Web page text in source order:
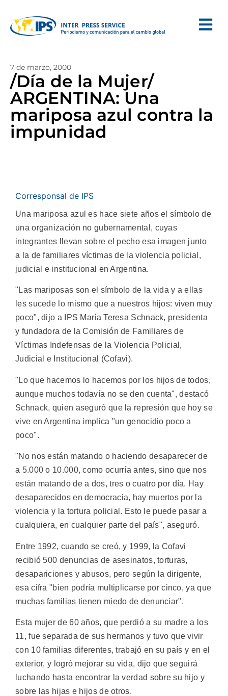
7 de marzo, 2000
/Día de la Mujer/
ARGENTINA: Una
mariposa azul contra la
impunidad
Corresponsal de IPS
Una mariposa azul es hace siete años el símbolo de
una organización no gubernamental, cuyas
integrantes llevan sobre el pecho esa imagen junto
a la de familiares víctimas de la violencia policial,
judicial e institucional en Argentina.
"Las mariposas son el símbolo de la vida y a ellas
les sucede lo mismo que a nuestros hijos: viven muy
poco", dijo a IPS María Teresa Schnack, presidenta
y fundadora de la Comisión de Familiares de
Víctimas Indefensas de la Violencia Policial,
Judicial e Institucional (Cofavi).
"Lo que hacemos lo hacemos por los hijos de todos,
aunque muchos todavía no se den cuenta", destacó
Schnack, quien aseguró que la represión que hoy se
vive en Argentina implica "un genocidio poco a
poco".
"No nos están matando o haciendo desaparecer de
a 5.000 o 10.000, como ocurría antes, sino que nos
están matando de a dos, tres o cuatro por día. Hay
desaparecidos en democracia, hay muertos por la
violencia y la tortura policial. Esto le puede pasar a
cualquiera, en cualquier parte del país", aseguró.
Entre 1992, cuando se creó, y 1999, la Cofavi
recibió 500 denuncias de asesinatos, torturas,
desapariciones y abusos, pero según la dirigente,
esa cifra "bien podría multiplicarse por cinco, ya que
muchas familias tienen miedo de denunciar".
Esta mujer de 60 años, que perdió a su madre a los
11, fue separada de sus hermanos y tuvo que vivir
con 10 familias diferentes, trabajó en su país y en el
exterior, y logró mejorar su vida, dijo que seguirá
luchando hasta encontrar la verdad sobre su hijo y
sobre las hijas e hijos de otros.